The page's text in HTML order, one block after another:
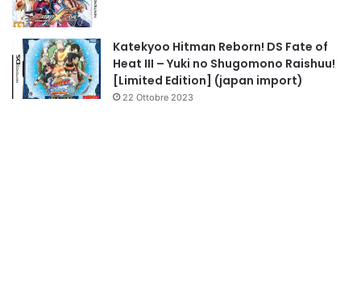
Katekyoo Hitman Reborn! DS Fate of
Heat III – Yuki no Shugomono Raishuu!
[Limited Edition] (japan import)
22 Ottobre 2023